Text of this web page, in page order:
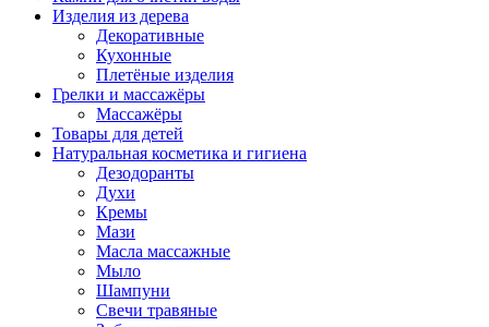
Изделия из дерева
Декоративные
Кухонные
Плетёные изделия
Грелки и массажёры
Массажёры
Товары для детей
Натуральная косметика и гигиена
Дезодоранты
Духи
Кремы
Мази
Масла массажные
Мыло
Шампуни
Свечи травяные